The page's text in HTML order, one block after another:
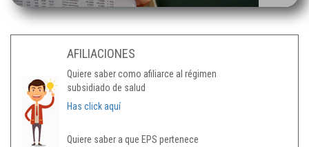
AFILIACIONES
Quiere saber como afiliarce al régimen
subsidiado de salud
Has click aquí
Quiere saber a que EPS pertenece